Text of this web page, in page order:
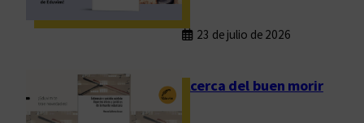
23 de julio de 2026
Acerca del buen morir